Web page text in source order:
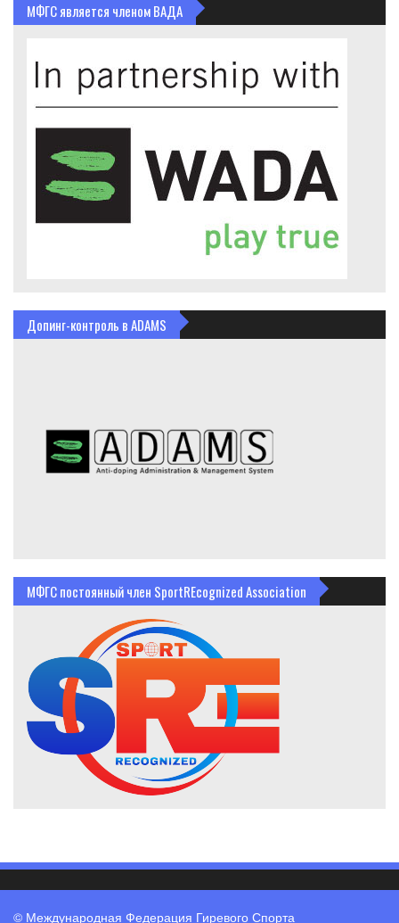
МФГС является членом ВАДА
Допинг-контроль в ADAMS
МФГС постоянный член SportREcognized Association
© Международная Федерация Гиревого Спорта